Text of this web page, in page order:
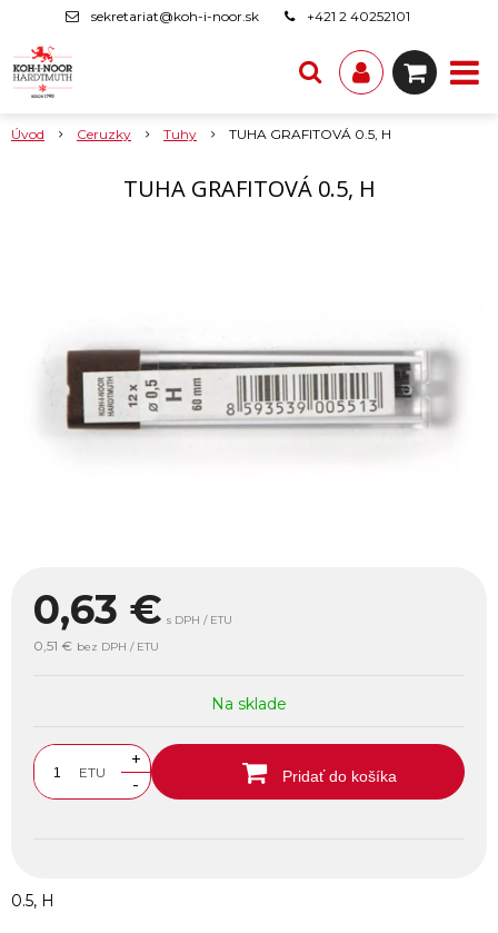
sekretariat@koh-i-noor.sk +421 2 40252101
Úvod Ceruzky Tuhy TUHA GRAFITOVÁ 0.5, H
TUHA GRAFITOVÁ 0.5, H
0,63 € s DPH / ETU
0,51 € bez DPH / ETU
Na sklade
ETU
+
-
Pridať do košíka
0.5, H